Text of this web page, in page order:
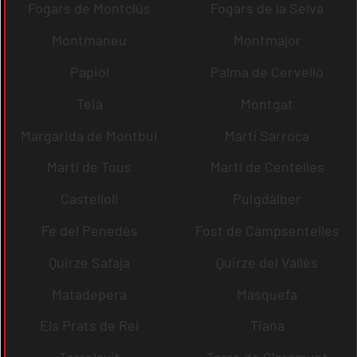
Fogars de Montclús
Fogars de la Selva
Montmaneu
Montmajor
Papiol
Palma de Cervelló
Teià
Montgat
Margarida de Montbui
Martí Sarroca
Martí de Tous
Martí de Centelles
Castellolí
Puigdàlber
Fe del Penedès
Fost de Campsentelles
Quirze Safaja
Quirze del Vallès
Matadepera
Masquefa
Els Prats de Rei
Tiana